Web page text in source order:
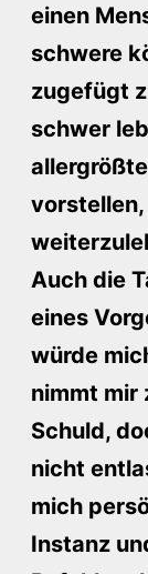
einen
schwere
zugefügt
schwer
vorstellen,
Auch die
eines
würde
nimmt mir
Schuld,
nicht
mich
Instanz